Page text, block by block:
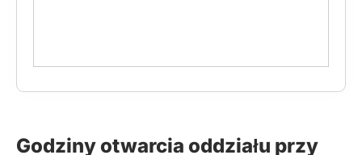
Godziny otwarcia oddziału przy